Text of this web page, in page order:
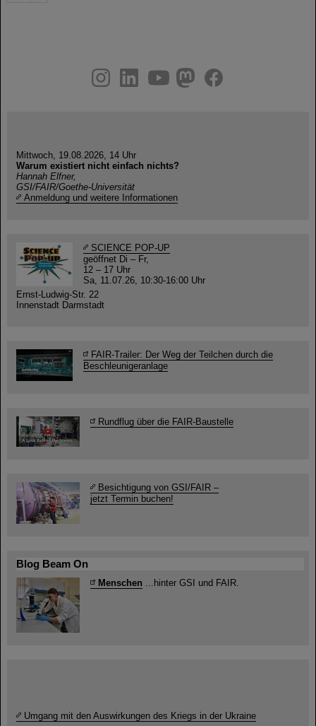
youtube
helmholtz.social
facebook
Mittwoch, 19.08.2026, 14 Uhr
Warum existiert nicht einfach nichts?
Hannah Elfner,
GSI/FAIR/Goethe-Universität
Anmeldung und weitere Informationen
SCIENCE POP-UP
geöffnet Di – Fr,
12 – 17 Uhr
Sa, 11.07.26, 10:30-16:00 Uhr
Ernst-Ludwig-Str. 22
Innenstadt Darmstadt
FAIR-Trailer: Der Weg der Teilchen durch die
Beschleunigeranlage
Rundflug über die FAIR-Baustelle
Besichtigung von GSI/FAIR –
jetzt Termin buchen!
Blog Beam On
Menschen ...hinter GSI und FAIR.
Umgang mit den Auswirkungen des Kriegs in der Ukraine